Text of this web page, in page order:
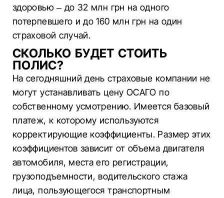
здоровью – до 32 млн грн на одного
потерпевшего и до 160 млн грн на один
страховой случай.
СКОЛЬКО БУДЕТ СТОИТЬ
ПОЛИС?
На сегодняшний день страховые компании не
могут устанавливать цену ОСАГО по
собственному усмотрению. Имеется базовый
платеж, к которому используются
корректирующие коэффициенты. Размер этих
коэффициентов зависит от объема двигателя
автомобиля, места его регистрации,
грузоподъемности, водительского стажа
лица, пользующегося транспортным